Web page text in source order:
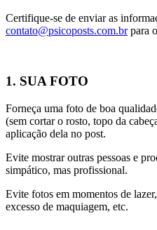
Certifique-se de enviar as
contato@psicoposts.com.brpara
1. SUA FOTO
Forneça uma foto de boa
(sem cortar o rosto, topo da
aplicação dela no post.
Evite mostrar outras pessoas e
simpático, mas profissional.
Evite fotos em momentos de
excesso de maquiagem, etc.